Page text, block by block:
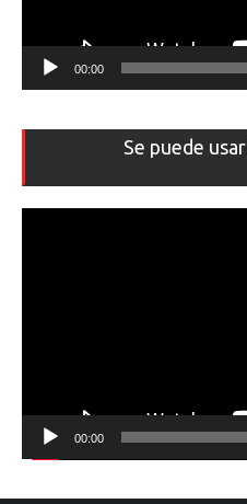
00:00
Se puede
00:00